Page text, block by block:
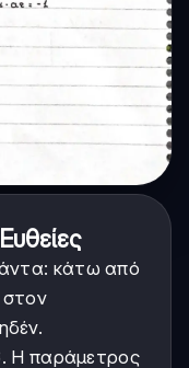
κάτω από
στον
Η παράμετρος